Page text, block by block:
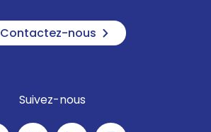
Contactez-nous
Suivez-nous